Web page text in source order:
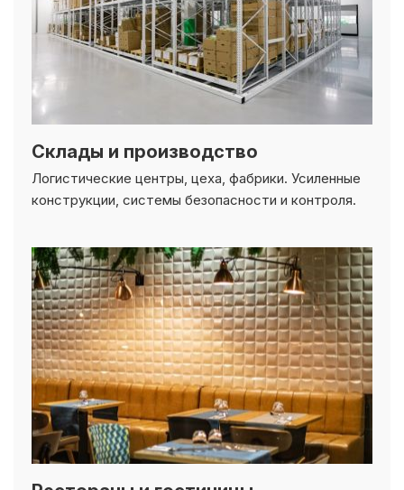
Логистические центры, цеха, фабрики. Усиленные
конструкции, системы безопасности и контроля.